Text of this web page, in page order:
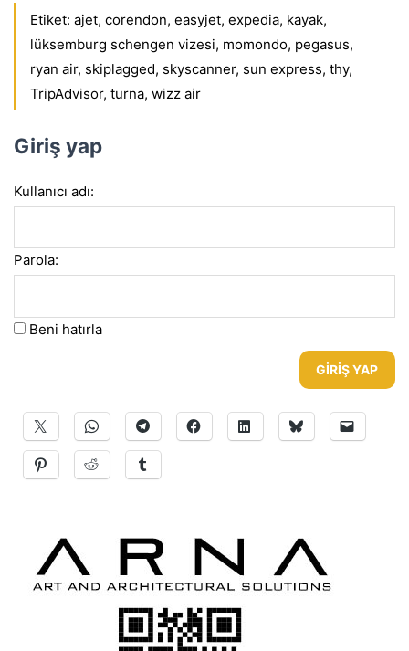
Etiket: ajet, corendon, easyjet, expedia, kayak,
lüksemburg schengen vizesi, momondo, pegasus,
ryan air, skiplagged, skyscanner, sun express, thy,
TripAdvisor, turna, wizz air
Giriş yap
Kullanıcı adı:
Parola:
Beni hatırla
GIRIŞ YAP